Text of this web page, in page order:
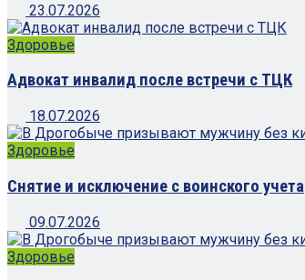
23.07.2026
Здоровье
Адвокат инвалид после встречи с ТЦК
18.07.2026
Здоровье
Снятие и исключение с воинского учета
09.07.2026
Здоровье